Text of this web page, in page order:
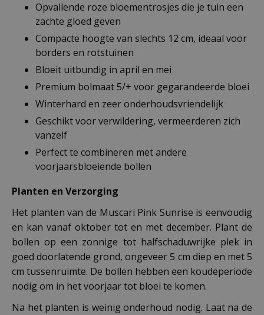
Opvallende roze bloementrosjes die je tuin een
zachte gloed geven
Compacte hoogte van slechts 12 cm, ideaal voor
borders en rotstuinen
Bloeit uitbundig in april en mei
Premium bolmaat 5/+ voor gegarandeerde bloei
Winterhard en zeer onderhoudsvriendelijk
Geschikt voor verwildering, vermeerderen zich
vanzelf
Perfect te combineren met andere
voorjaarsbloeiende bollen
Planten en Verzorging
Het planten van de Muscari Pink Sunrise is eenvoudig
en kan vanaf oktober tot en met december. Plant de
bollen op een zonnige tot halfschaduwrijke plek in
goed doorlatende grond, ongeveer 5 cm diep en met 5
cm tussenruimte. De bollen hebben een koudeperiode
nodig om in het voorjaar tot bloei te komen.
Na het planten is weinig onderhoud nodig. Laat na de